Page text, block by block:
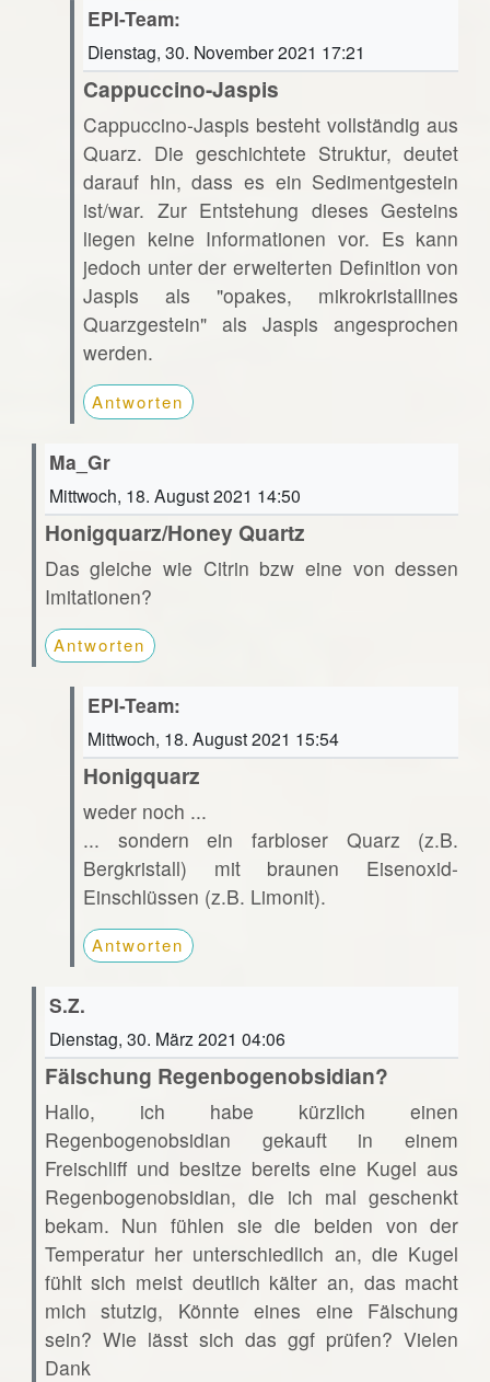
EPI-Team:
Dienstag, 30. November 2021 17:21
Cappuccino-Jaspis
Cappuccino-Jaspis besteht vollständig aus
Quarz. Die geschichtete Struktur, deutet
darauf hin, dass es ein Sedimentgestein
ist/war. Zur Entstehung dieses Gesteins
liegen keine Informationen vor. Es kann
jedoch unter der erweiterten Definition von
Jaspis als "opakes, mikrokristallines
Quarzgestein" als Jaspis angesprochen
werden.
Antworten
Ma_Gr
Mittwoch, 18. August 2021 14:50
Honigquarz/Honey Quartz
Das gleiche wie Citrin bzw eine von dessen
Imitationen?
Antworten
EPI-Team:
Mittwoch, 18. August 2021 15:54
Honigquarz
weder noch ...
... sondern ein farbloser Quarz (z.B.
Bergkristall) mit braunen Eisenoxid-
Einschlüssen (z.B. Limonit).
Antworten
S.Z.
Dienstag, 30. März 2021 04:06
Fälschung Regenbogenobsidian?
Hallo, ich habe kürzlich einen
Regenbogenobsidian gekauft in einem
Freischliff und besitze bereits eine Kugel aus
Regenbogenobsidian, die ich mal geschenkt
bekam. Nun fühlen sie die beiden von der
Temperatur her unterschiedlich an, die Kugel
fühlt sich meist deutlich kälter an, das macht
mich stutzig, Könnte eines eine Fälschung
sein? Wie lässt sich das ggf prüfen? Vielen
Dank